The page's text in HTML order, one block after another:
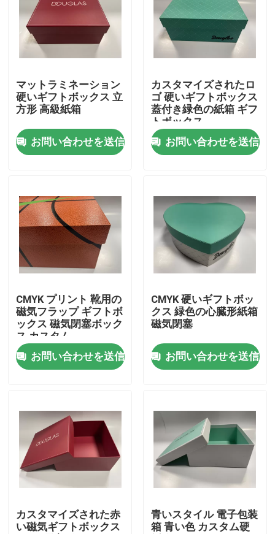
製品
ビデオ
わたしたち に つい て
工場 ツアー
品質管理
連絡 ください
ニュース
引金 を 求め て ください
ペーパー ギフト用の箱
マットラミネーション
硬いギフトボックス 立
方形 高級紙箱
お問い合わせを送信
カスタマイズされたロ
ゴ 硬いギフトボックス
蓋付き緑色の紙箱 ギフ
トボックス
お問い合わせを送信
CMYK プリント 靴用の
磁気フラップ ギフトボ
ックス 磁気閉塞ボック
ス カスタム
お問い合わせを送信
CMYK 硬いギフトボッ
クス 緑色の心臓形紙箱
磁気閉塞
お問い合わせを送信
カスタマイズされた赤
い磁気ギフトボックス
青いスタイル 電子包装
箱 青い色 カスタム硬